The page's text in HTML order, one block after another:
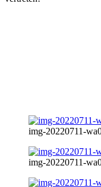
img-20220711-
img-20220711-